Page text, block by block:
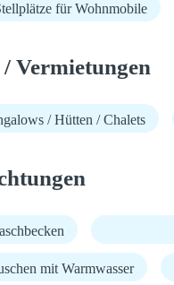
für Wohnmobile
Vermietungen
/ Hütten / Chalets
mit Warmwasser